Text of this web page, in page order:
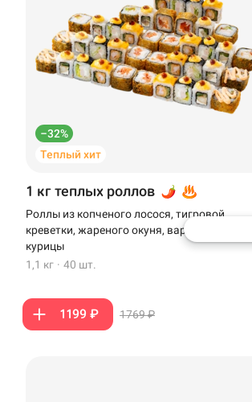
–32%
Теплый хит
1 кг теплых роллов
Роллы из копченого лосося, тигровой
креветки, жареного окуня, варено-копченой
курицы
1,1 кг · 40 шт.
1199 ₽ 1769 ₽